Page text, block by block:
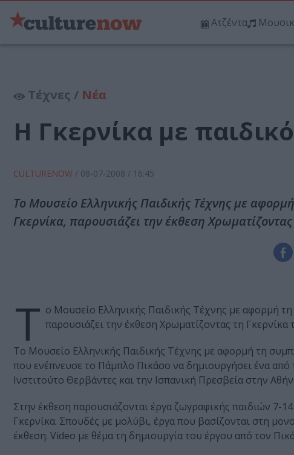
Ατζέντα
Τέχνες / Νέα
H Γκερνίκα με
CULTURENOW / 08-07-2008 / 16:45
Το Μουσείο Ελληνικής Παιδικής Τέχνης με
Γκερνίκα, παρουσιάζει την έκθεση
Τ ο Μουσείο Ελληνικής Παιδικής Τέχνης με αφορμή
παρουσιάζει την έκθεση Χρωματίζοντας τη
Το Μουσείο Ελληνικής Παιδικής Τέχνης με αφορμή τη
που ενέπνευσε το Πάμπλο Πικάσο να δημιουργήσει ένα από
Ινστιτούτο Θερβάντες και την Ισπανική Πρεσβεία στην
Στην έκθεση παρουσιάζονται έργα ζωγραφικής παιδιών 7-
Γκερνίκα. Σπουδές με μολύβι, έργα που βασίζονται στη
έκθεση. Video με θέμα τη δημιουργία του έργου από τον